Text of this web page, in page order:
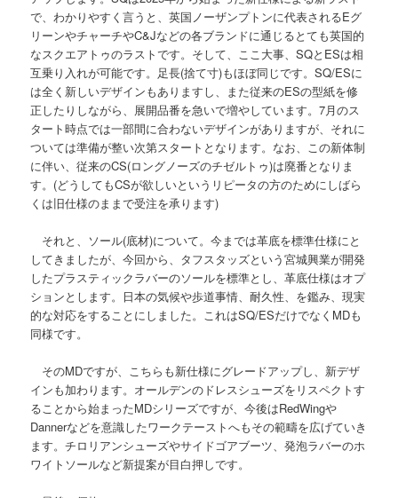
で、わかりやすく言うと、英国ノーザンプトンに代表されるEグ
リーンやチャーチやC&Jなどの各ブランドに通じるとても英国的
なスクエアトゥのラストです。そして、ここ大事、SQとESは相
互乗り入れが可能です。足長(捨て寸)もほぼ同じです。SQ/ESに
は全く新しいデザインもありますし、また従来のESの型紙を修
正したりしながら、展開品番を急いで増やしています。7月のス
タート時点では一部間に合わないデザインがありますが、それに
ついては準備が整い次第スタートとなります。なお、この新体制
に伴い、従来のCS(ロングノーズのチゼルトゥ)は廃番となりま
す。(どうしてもCSが欲しいというリピータの方のためにしばら
くは旧仕様のままで受注を承ります)
それと、ソール(底材)について。今までは革底を標準仕様にと
してきましたが、今回から、タフスタッズという宮城興業が開発
したプラスティックラバーのソールを標準とし、革底仕様はオプ
ションとします。日本の気候や歩道事情、耐久性、を鑑み、現実
的な対応をすることにしました。これはSQ/ESだけでなくMDも
同様です。
そのMDですが、こちらも新仕様にグレードアップし、新デザ
インも加わります。オールデンのドレスシューズをリスペクトす
ることから始まったMDシリーズですが、今後はRedWingや
Dannerなどを意識したワークテーストへもその範疇を広げていき
ます。チロリアンシューズやサイドゴアブーツ、発泡ラバーのホ
ワイトソールなど新提案が目白押しです。